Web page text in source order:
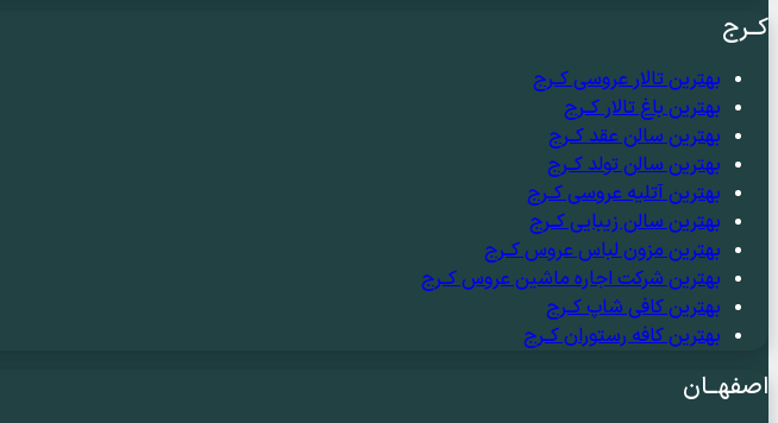
کــرج
بهترین تالار عروسی کــرج
بهترین باغ تالار کــرج
بهترین سالن عقد کــرج
بهترین سالن تولد کــرج
بهترین آتلیه عروسی کــرج
بهترین سالن زیبایی کــرج
بهترین مزون لباس عروس کــرج
بهترین شرکت اجاره ماشین عروس کــرج
بهترین کافی شاپ کــرج
بهترین کافه رستوران کــرج
اصفهــان